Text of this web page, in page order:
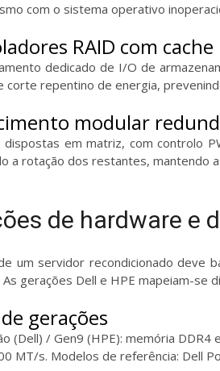
com o sistema operativo
RAID com
dedicado de I/O de
corte repentino de energia,
modular
dispostas em matriz, com controlo
a rotação dos restantes, mantendo
de hardware e
um servidor recondicionado deve
gerações Dell e HPE mapeiam-se
gerações
(Dell) / Gen9 (HPE): memória
MT/s. Modelos de referência: Dell